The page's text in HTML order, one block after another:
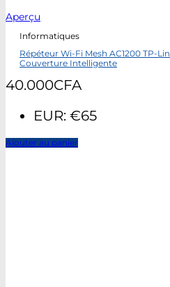
Aperçu
Informatiques
Répéteur Wi-Fi Mesh AC1200 TP-
Couverture Intelligente
40.000CFA
EUR: €65
Ajouter au panier